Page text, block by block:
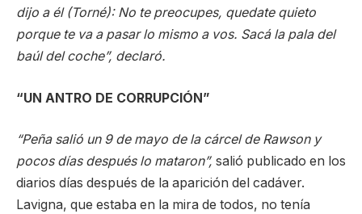
dijo a él (Torné): No te preocupes, quedate quieto
porque te va a pasar lo mismo a vos. Sacá la pala del
baúl del coche”, declaró.
“UN ANTRO DE CORRUPCIÓN”
“Peña salió un 9 de mayo de la cárcel de Rawson y
pocos días después lo mataron”, salió publicado en los
diarios días después de la aparición del cadáver.
Lavigna, que estaba en la mira de todos, no tenía